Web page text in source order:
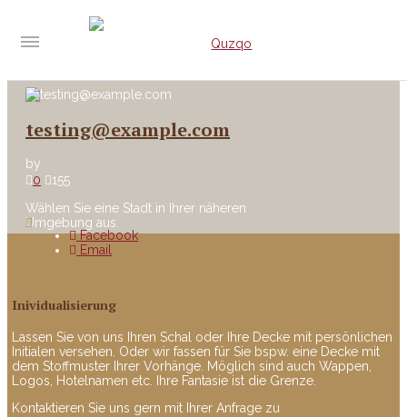
testing@example.com
by
0
155
Wählen Sie eine Stadt in Ihrer näheren
Umgebung aus.
Facebook
Email
Inividualisierung
Lassen Sie von uns Ihren Schal oder Ihre Decke mit persönlichen
Initialen versehen. Oder wir fassen für Sie bspw. eine Decke mit
dem Stoffmuster Ihrer Vorhänge. Möglich sind auch Wappen,
Logos, Hotelnamen etc. Ihre Fantasie ist die Grenze.
Kontaktieren Sie uns gern mit Ihrer Anfrage zu